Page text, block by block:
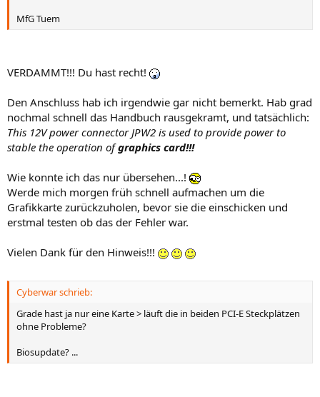
MfG Tuem
VERDAMMT!!! Du hast recht!
Den Anschluss hab ich irgendwie gar nicht bemerkt. Hab grad
nochmal schnell das Handbuch rausgekramt, und tatsächlich:
This 12V power connector JPW2 is used to provide power to
stable the operation ofgraphics card!!!
Wie konnte ich das nur übersehen...!
Werde mich morgen früh schnell aufmachen um die
Grafikkarte zurückzuholen, bevor sie die einschicken und
erstmal testen ob das der Fehler war.
Vielen Dank für den Hinweis!!!
Cyberwar schrieb:
Grade hast ja nur eine Karte > läuft die in beiden PCI-E Steckplätzen
ohne Probleme?
Biosupdate? ...